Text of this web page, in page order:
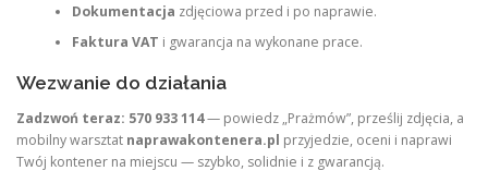
Dokumentacja zdjęciowa przed i po naprawie.
Faktura VAT i gwarancja na wykonane prace.
Wezwanie do działania
Zadzwoń teraz: 570 933 114— powiedz „Prażmów”, prześlij zdjęcia, a
mobilny warsztat naprawakontenera.pl przyjedzie, oceni i naprawi
Twój kontener na miejscu — szybko, solidnie i z gwarancją.